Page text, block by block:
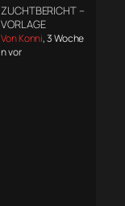
ZUCHTBERICHT –
VORLAGE
Von Konni, 3 Woche
n vor